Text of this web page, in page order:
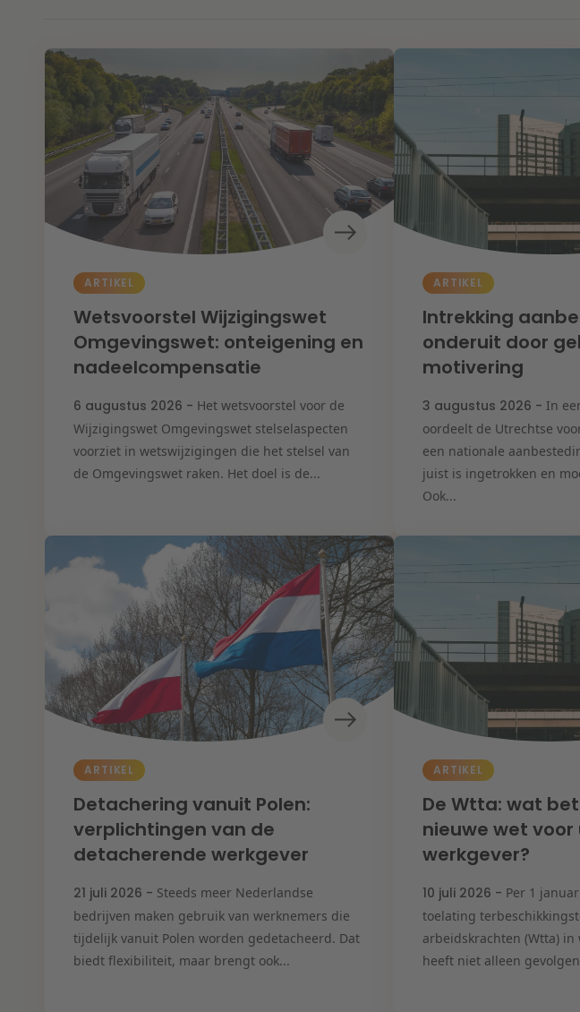
ARTIKEL
Wetsvoorstel Wijzigingswet
Omgevingswet: onteigening en
nadeelcompensatie
6 augustus 2026 - Het wetsvoorstel voor de
Wijzigingswet Omgevingswet stelselaspecten
voorziet in wetswijzigingen die het stelsel van
de Omgevingswet raken. Het doel is de...
ARTIKEL
Intrekking
onderuit door
motivering
3 augustus 2026 - In
oordeelt de Utrechtse
een nationale
juist is ingetrokken en
Ook...
ARTIKEL
Detachering vanuit Polen:
verplichtingen van de
detacherende werkgever
21 juli 2026 - Steeds meer Nederlandse
bedrijven maken gebruik van werknemers die
tijdelijk vanuit Polen worden gedetacheerd. Dat
biedt flexibiliteit, maar brengt ook...
ARTIKEL
De Wtta: wat
nieuwe wet voor
werkgever?
10 juli 2026 - Per 1
toelating
arbeidskrachten (Wtta) in
heeft niet alleen